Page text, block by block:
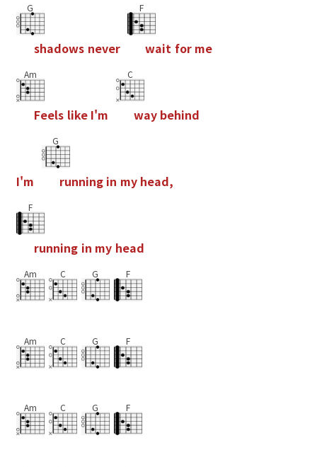
G
shadows never
F
wait for me
Am
Feels like I'm
C
way behind
I'm
G
running in my head,
F
running in my head
Am C G F
Am C G F
Am C G F